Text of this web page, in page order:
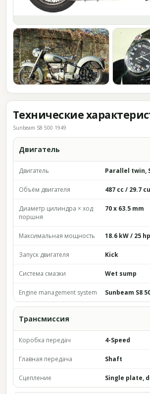
Технические
Sunbeam S8 500 1949
Двигатель
Двигатель Parallel twin,
Объём двигателя 487 cc / 29.7
Диаметр цилиндра × ход
поршня
70 x 63.5 mm
Максимальная мощность 18.6 kW / 25
Запуск двигателя Kick
Система смазки Wet sump
Engine management system Sunbeam S8
Трансмиссия
Коробка передач 4-Speed
Главная передача Shaft
Сцепление Single plate,